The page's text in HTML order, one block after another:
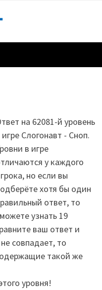
на 62081-й уровень
игре Слогонавт - Сноп.
в игре
у каждого
но если вы
хотя бы один
ответ, то
узнать 19
ваш ответ и
совпадает, то
такой же
уровня!